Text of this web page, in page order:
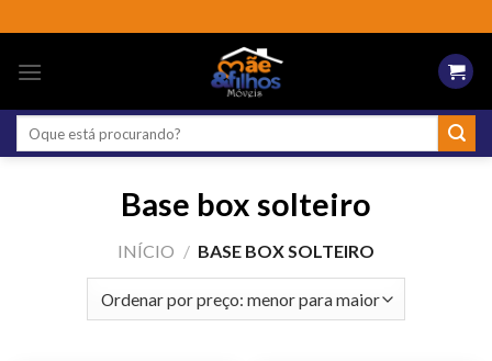
to
content
Pesquisar
Base box solteiro
INÍCIO / BASE BOX SOLTEIRO